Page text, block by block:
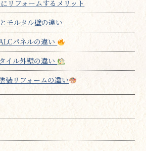
リフォームするメリット
モルタル壁の違い
パネルの違い
イル外壁の違い
装リフォームの違い